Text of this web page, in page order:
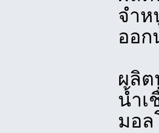
จำห
ออก
ผลิต
น้ำเ
มอล